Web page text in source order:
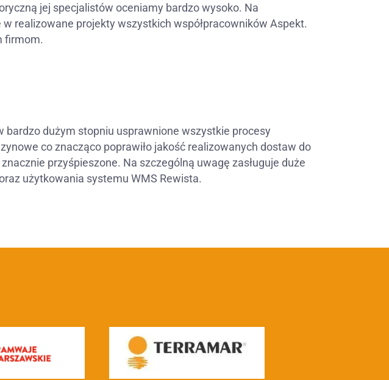
jej specjalistów oceniamy bardzo wysoko. Na
realizowane projekty wszystkich współpracowników Aspekt.
firmom.
bardzo dużym stopniu usprawnione wszystkie procesy
co znacząco poprawiło jakość realizowanych dostaw do
przyśpieszone. Na szczególną uwagę zasługuje duże
użytkowania systemu WMS Rewista.